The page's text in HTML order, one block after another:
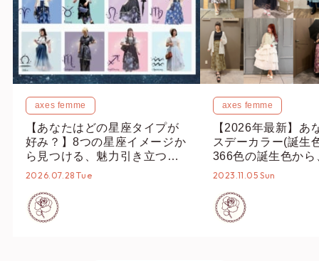
axes femme
【あなたはどの星座タイプが
好み？】8つの星座イメージか
ら見つける、魅力引き立つス
タイリング♡
2026.07.28 Tue
axes femme
【2026年最新】あ
スデーカラー(誕生
366色の誕生色から
誕生色、バースデ
2023.11.05 Sun